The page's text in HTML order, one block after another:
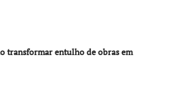
transformar entulho de obras em